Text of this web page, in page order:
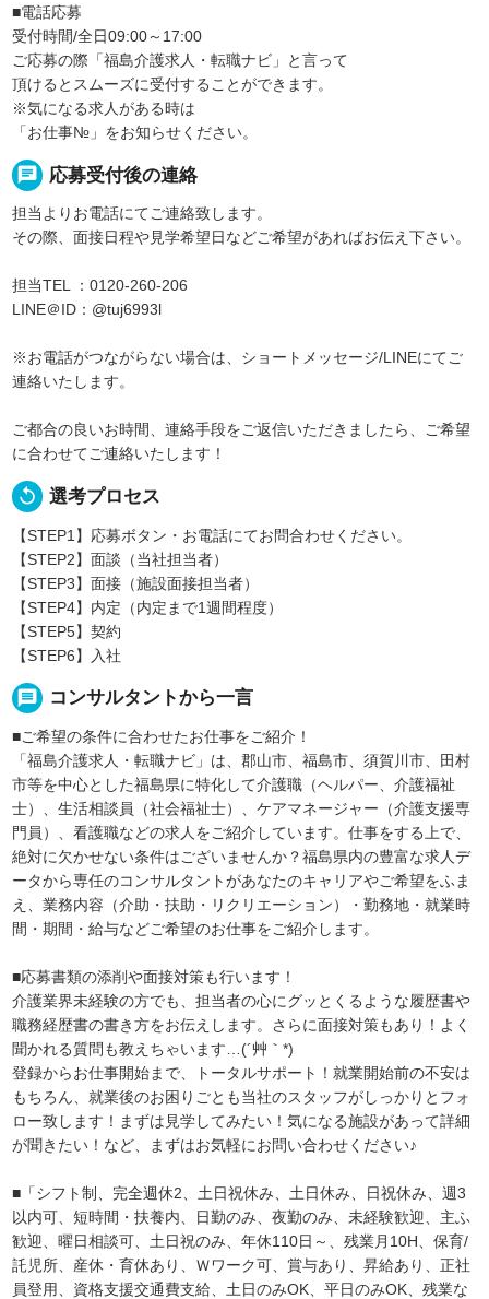
■電話応募
受付時間/全日09:00～17:00
ご応募の際「福島介護求人・転職ナビ」と言って
頂けるとスムーズに受付することができます。
※気になる求人がある時は
「お仕事№」をお知らせください。
chat 応募受付後の連絡
担当よりお電話にてご連絡致します。
その際、面接日程や見学希望日などご希望があればお伝え下さい。
担当TEL ：0120-260-206
LINE＠ID：@tuj6993l
※お電話がつながらない場合は、ショートメッセージ/LINEにてご
連絡いたします。
ご都合の良いお時間、連絡手段をご返信いただきましたら、ご希望
に合わせてご連絡いたします！
replay 選考プロセス
【STEP1】応募ボタン・お電話にてお問合わせください。
【STEP2】面談（当社担当者）
【STEP3】面接（施設面接担当者）
【STEP4】内定（内定まで1週間程度）
【STEP5】契約
【STEP6】入社
message コンサルタントから一言
■ご希望の条件に合わせたお仕事をご紹介！
「福島介護求人・転職ナビ」は、郡山市、福島市、須賀川市、田村
市等を中心とした福島県に特化して介護職（ヘルパー、介護福祉
士）、生活相談員（社会福祉士）、ケアマネージャー（介護支援専
門員）、看護職などの求人をご紹介しています。仕事をする上で、
絶対に欠かせない条件はございませんか？福島県内の豊富な求人デ
ータから専任のコンサルタントがあなたのキャリアやご希望をふま
え、業務内容（介助・扶助・リクリエーション）・勤務地・就業時
間・期間・給与などご希望のお仕事をご紹介します。
■応募書類の添削や面接対策も行います！
介護業界未経験の方でも、担当者の心にグッとくるような履歴書や
職務経歴書の書き方をお伝えします。さらに面接対策もあり！よく
聞かれる質問も教えちゃいます…(´艸｀*)
登録からお仕事開始まで、トータルサポート！就業開始前の不安は
もちろん、就業後のお困りごとも当社のスタッフがしっかりとフォ
ロー致します！まずは見学してみたい！気になる施設があって詳細
が聞きたい！など、まずはお気軽にお問い合わせください♪
■「シフト制、完全週休2、土日祝休み、土日休み、日祝休み、週3
以内可、短時間・扶養内、日勤のみ、夜勤のみ、未経験歓迎、主ふ
歓迎、曜日相談可、土日祝のみ、年休110日～、残業月10H、保育/
託児所、産休・育休あり、Ｗワーク可、賞与あり、昇給あり、正社
員登用、資格支援交通費支給、土日のみOK、平日のみOK、残業な